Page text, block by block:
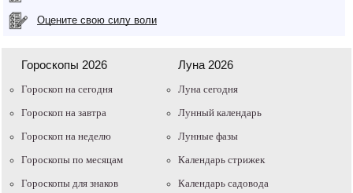
Оцените свою силу воли
Гороскопы 2026
Гороскоп на сегодня
Гороскоп на завтра
Гороскоп на неделю
Гороскопы по месяцам
Гороскопы для знаков
Луна 2026
Луна сегодня
Лунный календарь
Лунные фазы
Календарь стрижек
Календарь садовода